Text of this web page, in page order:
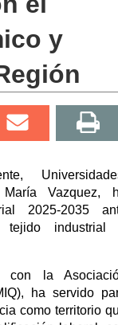
y
Vazquez,
2025-2035
tejido industrial
con la
ha servido
como territorio